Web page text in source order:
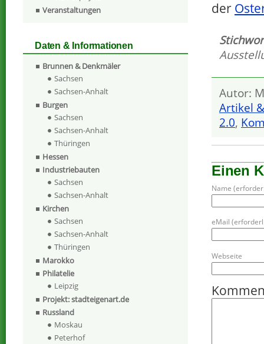
der
Autor:
Artikel
2.0,
Einen
Name
eMail
Webseite
Veranstaltungen
Daten & Informationen
Brunnen & Denkmäler
Sachsen
Sachsen-Anhalt
Burgen
Sachsen
Sachsen-Anhalt
Thüringen
Hessen
Industriebauten
Sachsen
Sachsen-Anhalt
Kirchen
Sachsen
Sachsen-Anhalt
Thüringen
Marokko
Philatelie
Leipzig
Projekt: stadteigenart.de
Russland
Moskau
Peterhof